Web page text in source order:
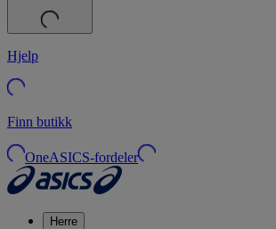
Hjelp
Finn butikk
OneASICS-fordeler
Herre